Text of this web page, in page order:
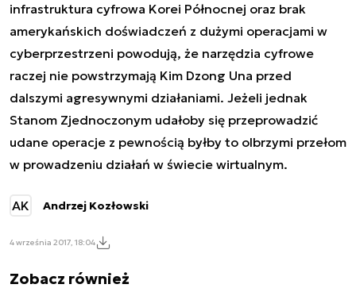
infrastruktura cyfrowa Korei Północnej oraz brak
amerykańskich doświadczeń z dużymi operacjami w
cyberprzestrzeni powodują, że narzędzia cyfrowe
raczej nie powstrzymają Kim Dzong Una przed
dalszymi agresywnymi działaniami. Jeżeli jednak
Stanom Zjednoczonym udałoby się przeprowadzić
udane operacje z pewnością byłby to olbrzymi przełom
w prowadzeniu działań w świecie wirtualnym.
AK Andrzej Kozłowski
4 września 2017, 18:04
Zobacz również